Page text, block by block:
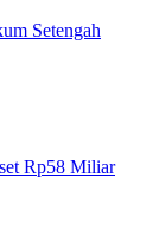
Setengah
Rp58 Miliar